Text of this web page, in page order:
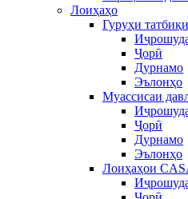
Лоиҳаҳо
Гуруҳи
Ҷорӣ
Дурнамо
Эълонҳо
Муассисаи
Ҷорӣ
Дурнамо
Эълонҳо
Лоиҳаҳои